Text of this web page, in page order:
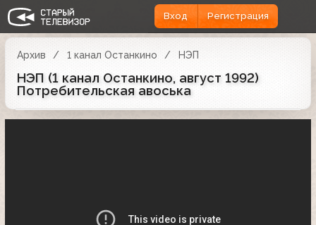
Вход Регистрация
Архив 1 канал Останкино НЭП
НЭП (1 канал Останкино, август 1992)
Потребительская авоська